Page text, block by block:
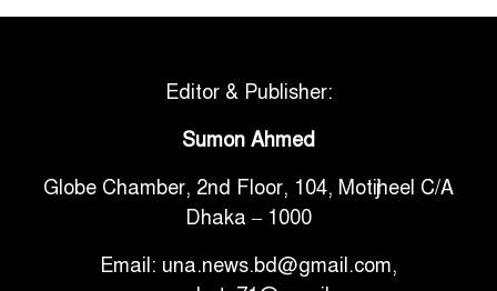
টানা ৩ ম্যাচে গোল ভিনির, ইতিহাস
বলছে বিশ্বকাপ জিতবে ব্রাজিল
সরকারি ৩শ কেজি বই বিক্রির
অভিযোগ মাদ্রাসা সুপারের বিরুদ্ধে
Editor & Publisher:
Sumon Ahmed
Globe Chamber, 2nd Floor, 104, Motijheel C/A
Dhaka – 1000
Email: una.news.bd@gmail.com,